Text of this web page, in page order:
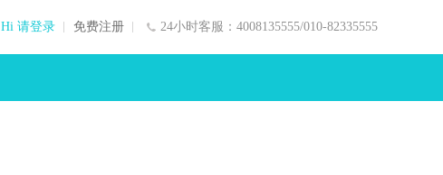
24小时客服：4008135555/010-82335555
Hi 请登录 免费注册